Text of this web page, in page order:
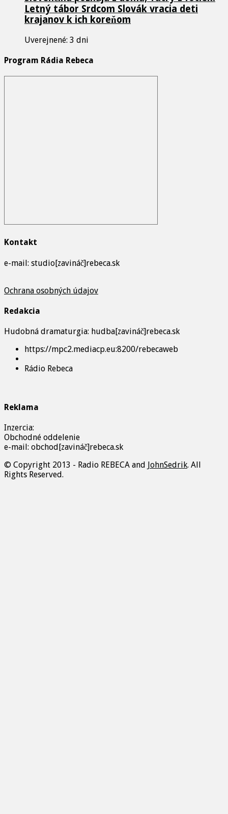
Letný tábor Srdcom Slovák vracia deti
krajanov k ich koreňom
Uverejnené: 3 dni
Program Rádia Rebeca
Kontakt
e-mail: studio[zavináč]rebeca.sk
Ochrana osobných údajov
Redakcia
Hudobná dramaturgia: hudba[zavináč]rebeca.sk
https://mpc2.mediacp.eu:8200/rebecaweb
Rádio Rebeca
Reklama
Inzercia:
Obchodné oddelenie
e-mail: obchod[zavináč]rebeca.sk
© Copyright 2013 - Radio REBECA and JohnSedrik. All
Rights Reserved.